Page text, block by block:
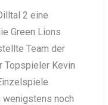
2 eine
Green Lions
Team der
Topspieler Kevin
wenigstens noch